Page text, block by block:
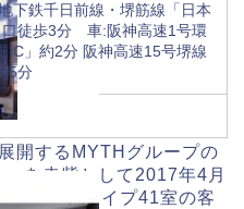
開するMYTHグループの
を赤紫として2017年4月
した。8タイプ41室の客
下鉄千日前線・堺筋線「日本
口徒歩3分 車:阪神高速1号環
IC」約2分 阪神高速15号堺線
5分